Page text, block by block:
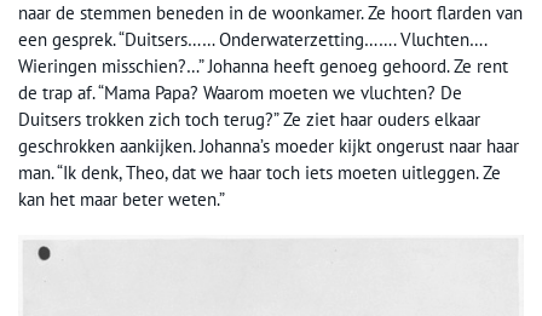
naar de stemmen beneden in de woonkamer. Ze hoort flarden van
een gesprek. “Duitsers…… Onderwaterzetting……. Vluchten….
Wieringen misschien?…” Johanna heeft genoeg gehoord. Ze rent
de trap af. “Mama Papa? Waarom moeten we vluchten? De
Duitsers trokken zich toch terug?” Ze ziet haar ouders elkaar
geschrokken aankijken. Johanna’s moeder kijkt ongerust naar haar
man. “Ik denk, Theo, dat we haar toch iets moeten uitleggen. Ze
kan het maar beter weten.”